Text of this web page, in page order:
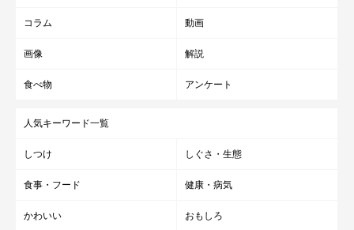
コラム 動画
画像 解説
食べ物 アンケート
人気キーワード一覧
しつけ しぐさ・生態
食事・フード 健康・病気
かわいい おもしろ